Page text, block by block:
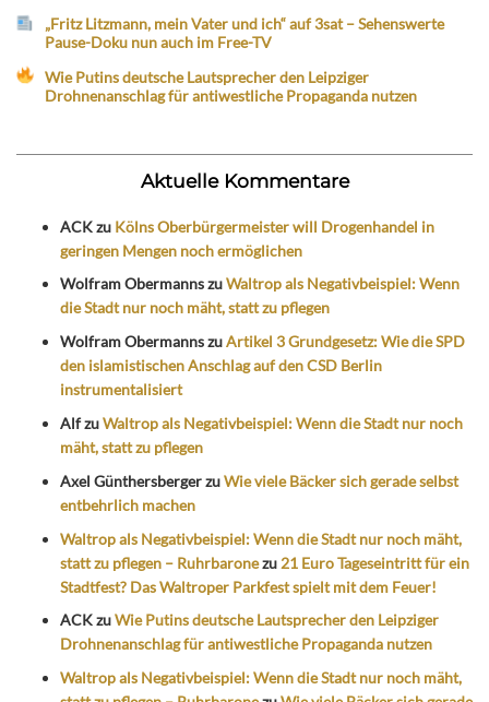
„Fritz Litzmann, mein Vater und ich“ auf 3sat – Sehenswerte
Pause-Doku nun auch im Free-TV
Wie Putins deutsche Lautsprecher den Leipziger
Drohnenanschlag für antiwestliche Propaganda nutzen
Aktuelle Kommentare
ACKzu Kölns Oberbürgermeister will Drogenhandel in
geringen Mengen noch ermöglichen
Wolfram ObermannszuWaltrop als Negativbeispiel: Wenn
die Stadt nur noch mäht, statt zu pflegen
Wolfram ObermannszuArtikel 3 Grundgesetz: Wie die SPD
den islamistischen Anschlag auf den CSD Berlin
instrumentalisiert
AlfzuWaltrop als Negativbeispiel: Wenn die Stadt nur noch
mäht, statt zu pflegen
Axel GünthersbergerzuWie viele Bäcker sich gerade selbst
entbehrlich machen
Waltrop als Negativbeispiel: Wenn die Stadt nur noch mäht,
statt zu pflegen – Ruhrbaronezu 21 Euro Tageseintritt für ein
Stadtfest? Das Waltroper Parkfest spielt mit dem Feuer!
ACKzuWie Putins deutsche Lautsprecher den Leipziger
Drohnenanschlag für antiwestliche Propaganda nutzen
Waltrop als Negativbeispiel: Wenn die Stadt nur noch mäht,